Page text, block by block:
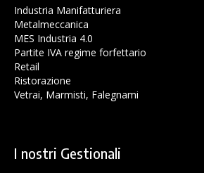
Industria Manifatturiera
Metalmeccanica
MES Industria 4.0
Partite IVA regime forfettario
Retail
Ristorazione
Vetrai, Marmisti, Falegnami
I nostri Gestionali